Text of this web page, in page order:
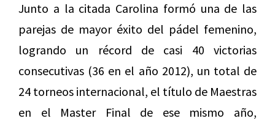
Junto a la citada Carolina formó una de las
parejas de mayor éxito del pádel femenino,
logrando un récord de casi 40 victorias
consecutivas (36 en el año 2012), un total de
24 torneos internacional, el título de Maestras
en el Master Final de ese mismo año,